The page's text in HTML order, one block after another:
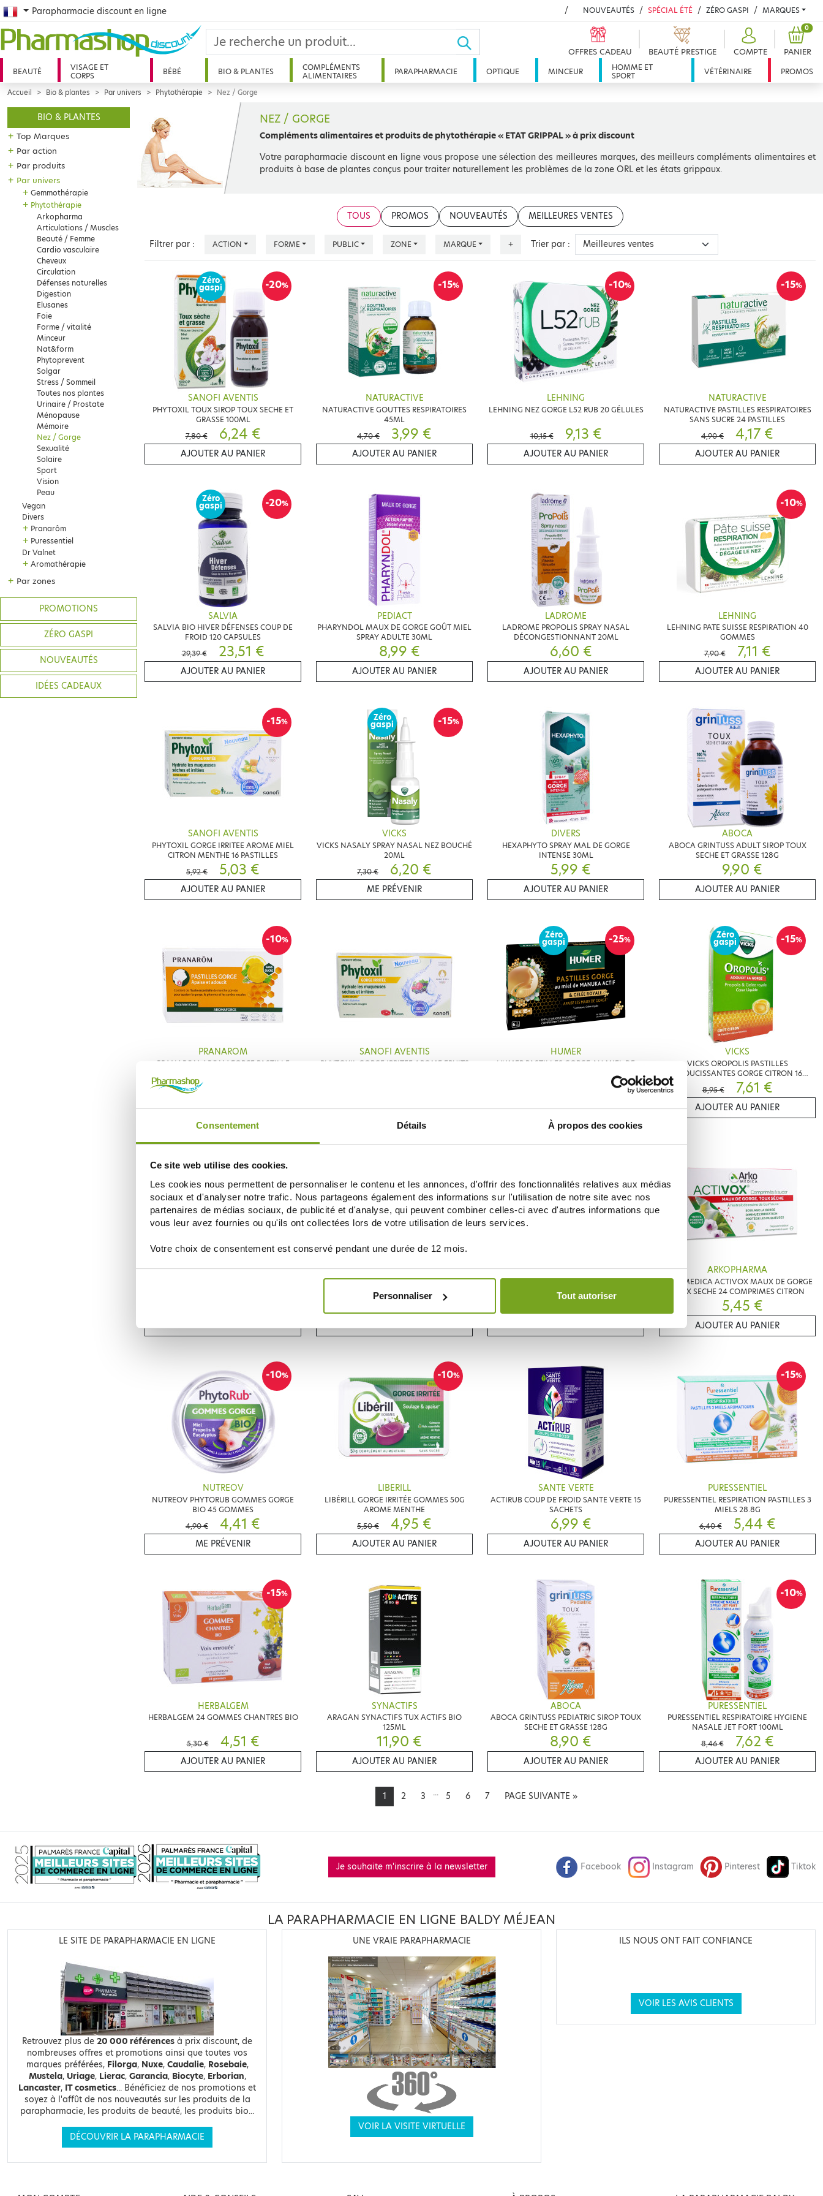
Consentement Détails À propos des cookies
Ce site web utilise des cookies.
Les cookies nous permettent de personnaliser le contenu et les annonces, d'offrir des fonctionnalités relatives aux médias
sociaux et d'analyser notre trafic. Nous partageons également des informations sur l'utilisation de notre site avec nos
partenaires de médias sociaux, de publicité et d'analyse, qui peuvent combiner celles-ci avec d'autres informations que
vous leur avez fournies ou qu'ils ont collectées lors de votre utilisation de leurs services.
Votre choix de consentement est conservé pendant une durée de 12 mois.
Personnaliser Tout autoriser
French
Parapharmacie discount en ligne NOUVEAUTÉS SPÉCIAL ÉTÉ ZÉRO GASPI MARQUES
OFFRES CADEAU BEAUTÉ PRESTIGE COMPTE PANIER
0
BEAUTÉ
VISAGE ET
CORPS
BÉBÉ BIO & PLANTES
COMPLÉMENTS
ALIMENTAIRES
PARAPHARMACIE OPTIQUE MINCEUR
HOMME ET
SPORT
VÉTÉRINAIRE PROMOS
Accueil Bio & plantes Par univers Phytothérapie Nez / Gorge
BIO & PLANTES
+ Top Marques
+ Par action
+ Par produits
+ Par univers
+ Gemmothérapie
+ Phytothérapie
Arkopharma
Articulations / Muscles
Beauté / Femme
Cardio vasculaire
Cheveux
Circulation
Défenses naturelles
Digestion
Elusanes
Foie
Forme / vitalité
Minceur
Nat&form
Phytoprevent
Solgar
Stress / Sommeil
Toutes nos plantes
Urinaire / Prostate
Ménopause
Mémoire
Nez / Gorge
Sexualité
Solaire
Sport
Vision
Peau
Vegan
Divers
+ Pranarôm
+ Puressentiel
Dr Valnet
+ Aromathérapie
+ Par zones
PROMOTIONS
ZÉRO GASPI
NOUVEAUTÉS
IDÉES CADEAUX
NEZ / GORGE
Compléments alimentaires et produits de phytothérapie « ETAT GRIPPAL » à prix discount
Votre parapharmacie discount en ligne vous propose une sélection des meilleures marques, des meilleurs compléments alimentaires et
produits à base de plantes conçus pour traiter naturellement les problèmes de la zone ORL et les états grippaux.
TOUS PROMOS NOUVEAUTÉS MEILLEURES VENTES
Filtrer par : ACTION FORME PUBLIC ZONE MARQUE + Trier par :
-20%
Zéro
gaspi
SANOFI AVENTIS
PHYTOXIL TOUX SIROP TOUX SECHE ET
GRASSE 100ML
7,80 €
6,24 €
AJOUTER AU PANIER
-15%
NATURACTIVE
NATURACTIVE GOUTTES RESPIRATOIRES
45ML
4,70 €
3,99 €
AJOUTER AU PANIER
-10%
LEHNING
LEHNING NEZ GORGE L52 RUB 20 GÉLULES
10,15 € 9,13 €
AJOUTER AU PANIER
-15%
NATURACTIVE
NATURACTIVE PASTILLES RESPIRATOIRES
SANS SUCRE 24 PASTILLES
4,90 €
4,17 €
AJOUTER AU PANIER
-20%
Zéro
gaspi
SALVIA
SALVIA BIO HIVER DÉFENSES COUP DE
FROID 120 CAPSULES
29,39 €
23,51 €
AJOUTER AU PANIER
PEDIACT
PHARYNDOL MAUX DE GORGE GOÛT MIEL
SPRAY ADULTE 30ML
8,99 €
AJOUTER AU PANIER
LADROME
LADROME PROPOLIS SPRAY NASAL
DÉCONGESTIONNANT 20ML
6,60 €
AJOUTER AU PANIER
-10%
LEHNING
LEHNING PATE SUISSE RESPIRATION 40
GOMMES
7,90 €
7,11 €
AJOUTER AU PANIER
-15%
SANOFI AVENTIS
PHYTOXIL GORGE IRRITEE AROME MIEL
CITRON MENTHE 16 PASTILLES
5,92 €
5,03 €
AJOUTER AU PANIER
-15%
Zéro
gaspi
VICKS
VICKS NASALY SPRAY NASAL NEZ BOUCHÉ
20ML
7,30 €
6,20 €
ME PRÉVENIR
DIVERS
HEXAPHYTO SPRAY MAL DE GORGE
INTENSE 30ML
5,99 €
AJOUTER AU PANIER
ABOCA
ABOCA GRINTUSS ADULT SIROP TOUX
SECHE ET GRASSE 128G
9,90 €
AJOUTER AU PANIER
-10%
PRANAROM
PRANAROM AROMAFORCE PASTILLE
5,99 €
AJOUTER AU PANIER
SANOFI AVENTIS
PHYTOXIL GORGE IRRITEE AROME FRUITS
AJOUTER AU PANIER
-25%
Zéro
gaspi
HUMER
HUMER PASTILLES GORGE AU MIEL DE
MANUKA ACTIF & GELEE ROYALE 16
AJOUTER AU PANIER
-15%
Zéro
gaspi
VICKS
VICKS OROPOLIS PASTILLES
ADOUCISSANTES GORGE CITRON 16
PASTILLES
8,95 € 7,61 €
AJOUTER AU PANIER
PRANAROM
AJOUTER AU PANIER
PURESSENTIEL
PURESSENTIEL RESPIRATOIRE HYGIENE
NASALE SPRAY HYDRATANT 100ML
7,56 €
AJOUTER AU PANIER
NUTREOV
NUTREOV PHYTORUB FLASH LOT DE 2X10
COMPRIMES
10,99 €
AJOUTER AU PANIER
ARKOPHARMA
ARKOMEDICA ACTIVOX MAUX DE GORGE
TOUX SECHE 24 COMPRIMES CITRON
5,45 €
AJOUTER AU PANIER
-10%
NUTREOV
NUTREOV PHYTORUB GOMMES GORGE
BIO 45 GOMMES
4,90 €
4,41 €
ME PRÉVENIR
-10%
LIBERILL
LIBÉRILL GORGE IRRITÉE GOMMES 50G
AROME MENTHE
5,50 €
4,95 €
AJOUTER AU PANIER
SANTE VERTE
ACTIRUB COUP DE FROID SANTE VERTE 15
SACHETS
6,99 €
AJOUTER AU PANIER
-15%
PURESSENTIEL
PURESSENTIEL RESPIRATION PASTILLES 3
MIELS 28.8G
6,40 €
5,44 €
AJOUTER AU PANIER
-15%
HERBALGEM
HERBALGEM 24 GOMMES CHANTRES BIO
5,30 € 4,51 €
AJOUTER AU PANIER
SYNACTIFS
ARAGAN SYNACTIFS TUX ACTIFS BIO
125ML
11,90 €
AJOUTER AU PANIER
ABOCA
ABOCA GRINTUSS PEDIATRIC SIROP TOUX
SECHE ET GRASSE 128G
8,90 €
AJOUTER AU PANIER
-10%
PURESSENTIEL
PURESSENTIEL RESPIRATOIRE HYGIENE
NASALE JET FORT 100ML
8,46 €
7,62 €
AJOUTER AU PANIER
1 2 3 ... 5 6 7 PAGE SUIVANTE »
Je souhaite m'inscrire à la newsletter Facebook Instagram Pinterest Tiktok
LA PARAPHARMACIE EN LIGNE BALDY MÉJEAN
LE SITE DE PARAPHARMACIE EN LIGNE
Retrouvez plus de 20 000 références à prix discount, de
nombreuses offres et promotions ainsi que toutes vos
marques préférées, Filorga, Nuxe, Caudalie, Rosebaie,
Mustela, Uriage, Lierac, Garancia, Biocyte, Erborian,
Lancaster, IT cosmetics... Bénéficiez de nos promotions et
soyez à l'affût de nos nouveautés sur les produits de la
parapharmacie, les produits de beauté, les produits bio...
DÉCOUVRIR LA PARAPHARMACIE
UNE VRAIE PARAPHARMACIE
VOIR LA VISITE VIRTUELLE
ILS NOUS ONT FAIT CONFIANCE
VOIR LES AVIS CLIENTS